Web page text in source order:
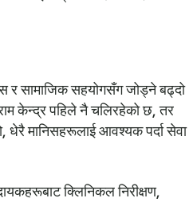
र सामाजिक सहयोगसँग जोड्ने बढ्दो
केन्द्र पहिले नै चलिरहेको छ, तर
धेरै मानिसहरूलाई आवश्यक पर्दा सेवा
क्लिनिकल निरीक्षण,